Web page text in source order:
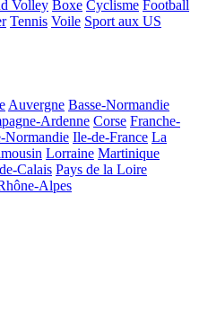
Volley Boxe Cyclisme Football
Tennis Voile Sport aux US
Auvergne Basse-Normandie
Ardenne Corse Franche-
Normandie Ile-de-France La
Lorraine Martinique
Calais Pays de la Loire
Alpes